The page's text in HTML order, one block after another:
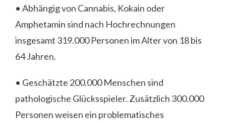
• Abhängig von Cannabis, Kokain oder
Amphetamin sind nach Hochrechnungen
insgesamt 319.000 Personen im Alter von 18 bis
64 Jahren.
• Geschätzte 200.000 Menschen sind
pathologische Glücksspieler. Zusätzlich 300.000
Personen weisen ein problematisches